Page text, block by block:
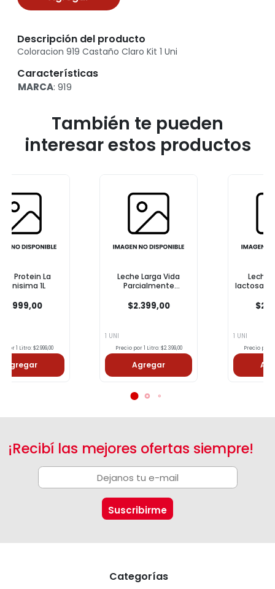
Descripción del producto
Coloracion 919 Castaño Claro Kit 1 Uni
Características
MARCA: 919
También te pueden
interesar estos productos
Leche Larga Vida
Parcialmente
Precio por 1 Litro: $2.399,00
Leche UAT Zero
lactosa La Serenisima
Precio por 1 Litro: $2.999,00
¡Recibí las mejores ofertas siempre!
Categorías